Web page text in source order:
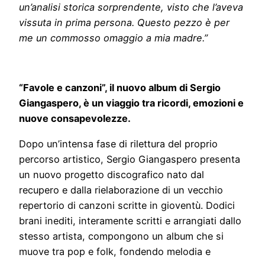
un’analisi storica sorprendente, visto che l’aveva
vissuta in prima persona. Questo pezzo è per
me un commosso omaggio a mia madre.”
“Favole e canzoni”, il nuovo album di Sergio
Giangaspero, è un viaggio tra ricordi, emozioni e
nuove consapevolezze.
Dopo un’intensa fase di rilettura del proprio
percorso artistico, Sergio Giangaspero presenta
un nuovo progetto discografico nato dal
recupero e dalla rielaborazione di un vecchio
repertorio di canzoni scritte in gioventù. Dodici
brani inediti, interamente scritti e arrangiati dallo
stesso artista, compongono un album che si
muove tra pop e folk, fondendo melodia e